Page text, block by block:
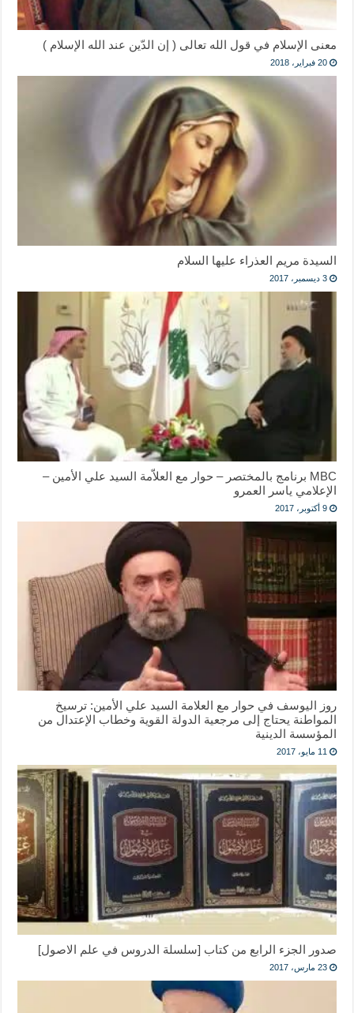
معنى الإسلام في قول الله تعالى ( إن الدّين عند الله الإسلام )
20 فبراير، 2018
السيدة مريم العذراء عليها السلام
3 ديسمبر، 2017
MBC برنامج بالمختصر – حوار مع العلاّمة السيد علي الأمين –
الإعلامي ياسر العمرو
9 أكتوبر، 2017
روز اليوسف في حوار مع العلامة السيد علي الأمين: ترسيخ
المواطنة يحتاج إلى مرجعية الدولة القوية وخطاب الإعتدال من
المؤسسة الدينية
11 مايو، 2017
صدور الجزء الرابع من كتاب [سلسلة الدروس في علم الاصول]
23 مارس، 2017